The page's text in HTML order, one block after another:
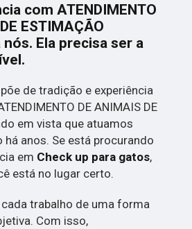
com ATENDIMENTO
ESTIMAÇÃO
Ela precisa ser a
de tradição e experiência
DE ANIMAIS DE
em vista que atuamos
há anos. Se está procurando
em Check up para gatos,
está no lugar certo.
trabalho de uma forma
Com isso,